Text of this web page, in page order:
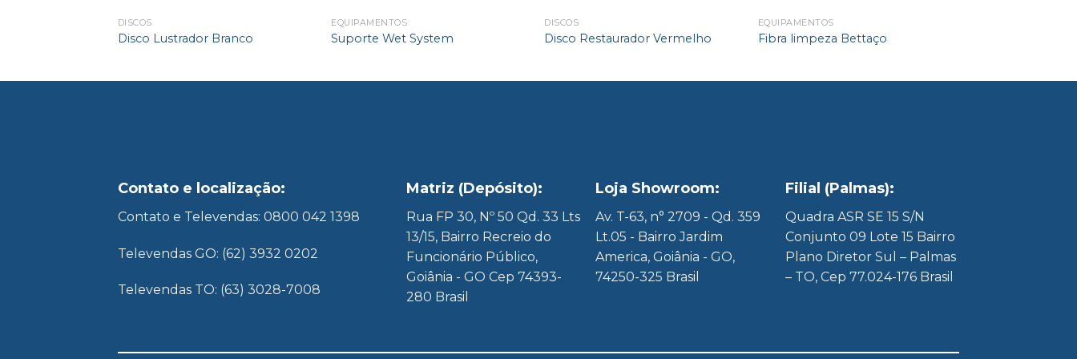
DISCOS
Disco Lustrador Branco
EQUIPAMENTOS
Suporte Wet System
DISCOS
Disco Restaurador Vermelho
EQUIPAMENTOS
Fibra limpeza Bettaço
Contato e localização:
Contato e Televendas: 0800 042 1398
Televendas GO: (62) 3932 0202
Televendas TO: (63) 3028-7008
Matriz (Depósito):
Rua FP 30, Nº 50 Qd. 33 Lts
13/15, Bairro Recreio do
Funcionário Público,
Goiânia - GO Cep 74393-
280 Brasil
Loja Showroom:
Av. T-63, n° 2709 - Qd. 359
Lt.05 - Bairro Jardim
America, Goiânia - GO,
74250-325 Brasil
Filial (Palmas):
Quadra ASR SE 15 S/N
Conjunto 09 Lote 15 Bairro
Plano Diretor Sul – Palmas
– TO, Cep 77.024-176 Brasil